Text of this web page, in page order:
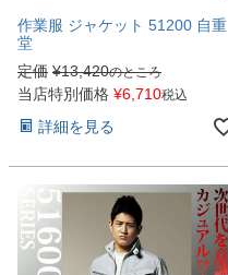
作業服 ジャケット 51200 自重
堂
定価 ¥13,420のところ
当店特別価格 ¥6,710税込
詳細を見る